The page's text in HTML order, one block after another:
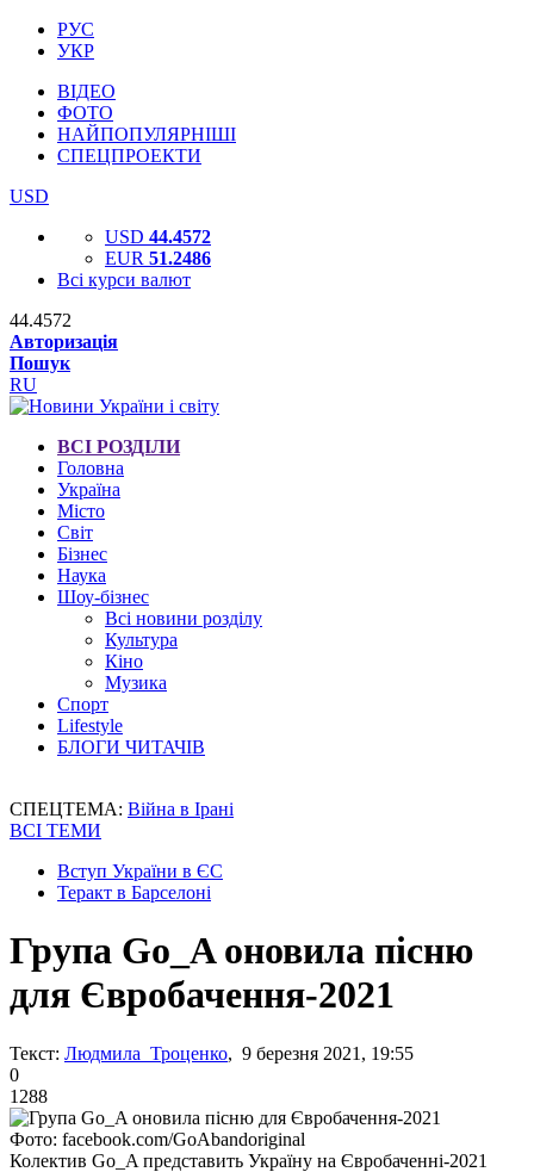
РУС
УКР
ВІДЕО
ФОТО
НАЙПОПУЛЯРНІШІ
СПЕЦПРОЕКТИ
USD
USD 44.4572
EUR 51.2486
Всі курси валют
44.4572
Авторизація
Пошук
RU
ВСІ РОЗДІЛИ
Головна
Україна
Місто
Світ
Бізнес
Наука
Шоу-бізнес
Всі новини розділу
Культура
Кіно
Музика
Спорт
Lifestyle
БЛОГИ ЧИТАЧІВ
СПЕЦТЕМА: Війна в Ірані
ВСІ ТЕМИ
Вступ України в ЄС
Теракт в Барселоні
Група Go_A оновила пісню
для Євробачення-2021
Текст: Людмила Троценко, 9 березня 2021, 19:55
0
1288
Фото: facebook.com/GoAbandoriginal
Колектив Go_A представить Україну на Євробаченні-2021